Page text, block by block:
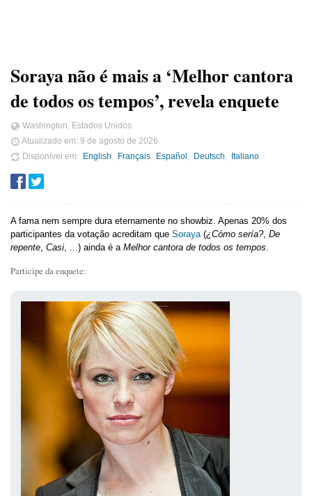
Soraya não é mais a ‘Melhor cantora
de todos os tempos’, revela enquete
Washington, Estados Unidos
Atualizado em: 9 de agosto de 2026
Disponível em
English Français Español Deutsch Italiano
A fama nem sempre dura eternamente no showbiz. Apenas 20% dos
participantes da votação acreditam que Soraya(¿Cómo sería?, De
repente, Casi, ...) ainda é a Melhor cantora de todos os tempos.
Participe da enquete: